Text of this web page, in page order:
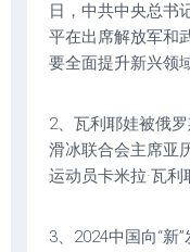
日，中共中央总书
平在出席解放军和
要全面提升新兴领
2、瓦利耶娃被俄
滑冰联合会主席亚
运动员卡米拉·瓦利
3、2024中国向“新